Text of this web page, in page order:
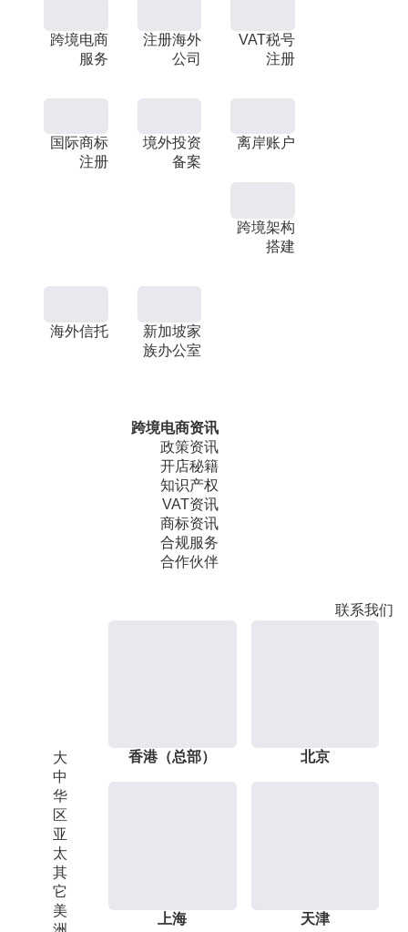
跨境电商
服务
注册海外
公司
VAT税号
注册
国际商标
注册
境外投资
备案
离岸账户
跨境架构
搭建
海外信托
新加坡家
族办公室
跨境电商资讯
政策资讯
开店秘籍
知识产权
VAT资讯
商标资讯
合规服务
合作伙伴
联系我们
大
中
华
区
亚
太
其
它
美
香港（总部） 北京
上海 天津